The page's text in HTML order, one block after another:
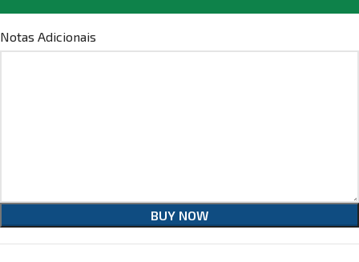
Notas Adicionais
BUY NOW